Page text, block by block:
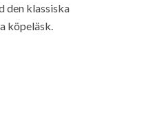
den klassiska
köpeläsk.